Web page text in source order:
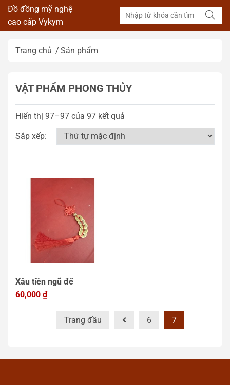
Đồ đồng mỹ nghệ
cao cấp Vykym
Trang chủ Sản phẩm
VẬT PHẨM PHONG THỦY
Hiển thị 97–97 của 97 kết quả
Sắp xếp:
Xâu tiền ngũ đế
60,000 ₫
Trang đầu 6 7